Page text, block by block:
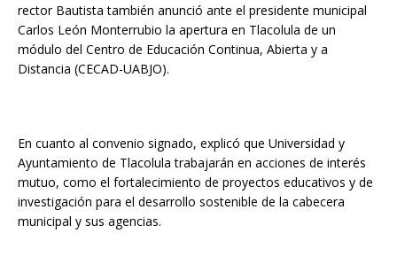
rector Bautista también anunció ante el presidente municipal
Carlos León Monterrubio la apertura en Tlacolula de un
módulo del Centro de Educación Continua, Abierta y a
Distancia (CECAD-UABJO).
En cuanto al convenio signado, explicó que Universidad y
Ayuntamiento de Tlacolula trabajarán en acciones de interés
mutuo, como el fortalecimiento de proyectos educativos y de
investigación para el desarrollo sostenible de la cabecera
municipal y sus agencias.